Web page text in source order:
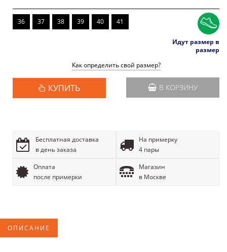
36 37 38 39 40 41
Идут размер в
размер
Как определить свой размер?
КУПИТЬ В КОРЗИНУ
Бесплатная доставка
в день заказа
На примерку
4 пары
Оплата
после примерки
Магазин
в Москве
ОПИСАНИЕ